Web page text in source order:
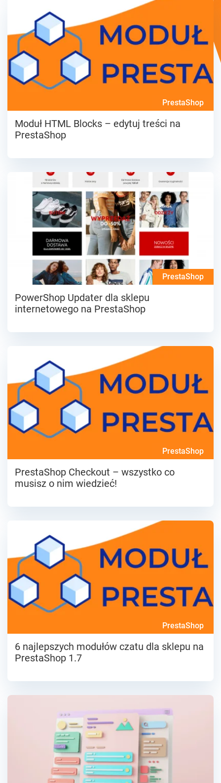
PrestaShop
Moduł HTML Blocks – edytuj treści na
PrestaShop
PrestaShop
PowerShop Updater dla sklepu
internetowego na PrestaShop
PrestaShop
PrestaShop Checkout – wszystko co
musisz o nim wiedzieć!
PrestaShop
6 najlepszych modułów czatu dla sklepu na
PrestaShop 1.7